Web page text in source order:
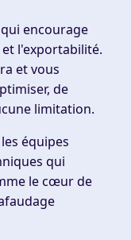
encourage
l'exportabilité.
et vous
de
limitation.
équipes
qui
le cœur de